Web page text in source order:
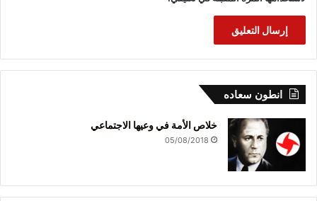
انطون سعاده
خلاص الأمة في وعيها الاجتماعي
05/08/2018